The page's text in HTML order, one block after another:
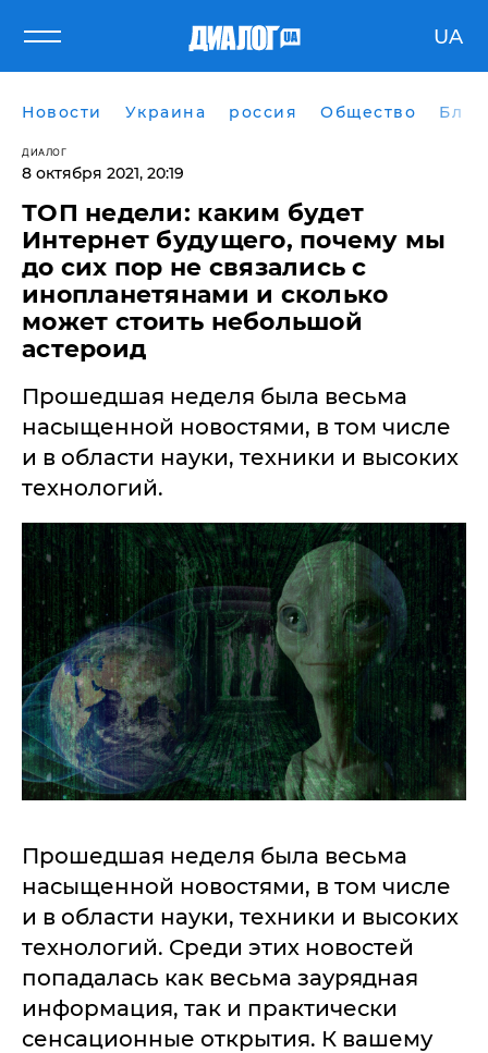
UA
Новости Украина россия Общество
ДИАЛОГ
8 октября 2021, 20:19
ТОП недели: каким будет
Интернет будущего, почему мы
до сих пор не связались с
инопланетянами и сколько
может стоить небольшой
астероид
Прошедшая неделя была весьма
насыщенной новостями, в том числе
и в области науки, техники и высоких
технологий.
Прошедшая неделя была весьма
насыщенной новостями, в том числе
и в области науки, техники и высоких
технологий. Среди этих новостей
попадалась как весьма заурядная
информация, так и практически
сенсационные открытия. К вашему